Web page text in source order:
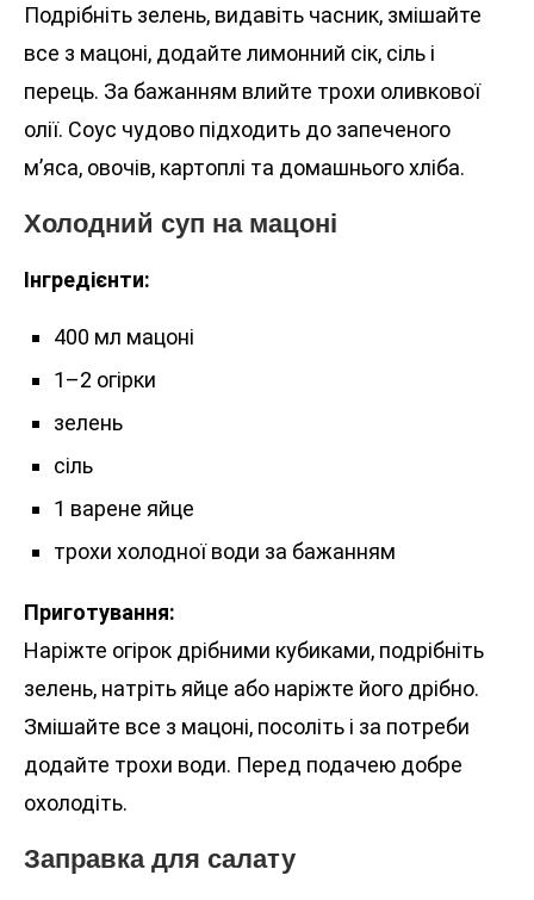
Подрібніть зелень, видавіть часник, змішайте
все з мацоні, додайте лимонний сік, сіль і
перець. За бажанням влийте трохи оливкової
олії. Соус чудово підходить до запеченого
м’яса, овочів, картоплі та домашнього хліба.
Холодний суп на мацоні
Інгредієнти:
400 мл мацоні
1–2 огірки
зелень
сіль
1 варене яйце
трохи холодної води за бажанням
Приготування:
Наріжте огірок дрібними кубиками, подрібніть
зелень, натріть яйце або наріжте його дрібно.
Змішайте все з мацоні, посоліть і за потреби
додайте трохи води. Перед подачею добре
охолодіть.
Заправка для салату